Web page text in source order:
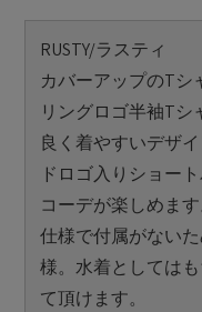
RUSTY/ラスティ
カバーアップのTシ
リングロゴ半袖T
良く着やすいデザ
ドロゴ入りショー
コーデが楽しめま
仕様で付属がない
様。水着としては
て頂けます。